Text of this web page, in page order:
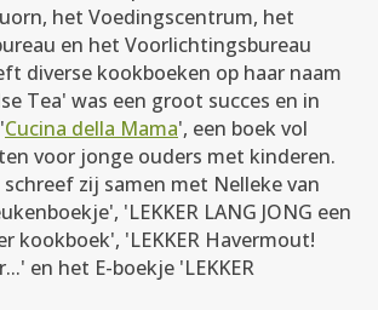
het Voedingscentrum, het
en het Voorlichtingsbureau
diverse kookboeken op haar naam
Tea' was een groot succes en in
Cucina della Mama', een boek vol
voor jonge ouders met kinderen.
zij samen met Nelleke van
'LEKKER LANG JONG een
kookboek', 'LEKKER Havermout!
en het E-boekje 'LEKKER